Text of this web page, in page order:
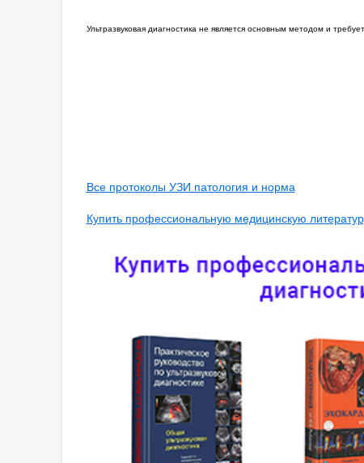
Ультразвуковая диагностика не является основным методом и
Все протоколы УЗИ патология и норма
Купить профессиональную медицинскую